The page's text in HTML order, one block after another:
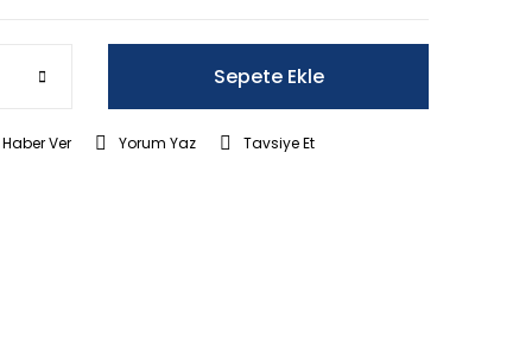
Sepete Ekle
Ver Yorum Yaz Tavsiye Et